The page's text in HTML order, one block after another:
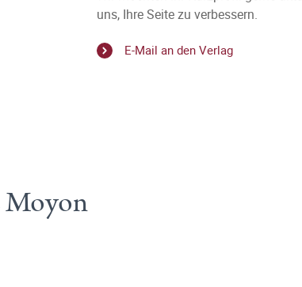
uns, Ihre Seite zu verbessern.
E-Mail an den Verlag